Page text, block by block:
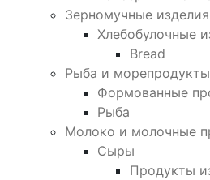
Зерномучные изделия
Хлебобулочные
Bread
Рыба и морепродукты
Формованные
Рыба
Молоко и молочные
Сыры
Продукты